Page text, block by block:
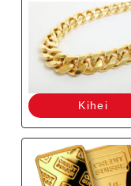
Kihei